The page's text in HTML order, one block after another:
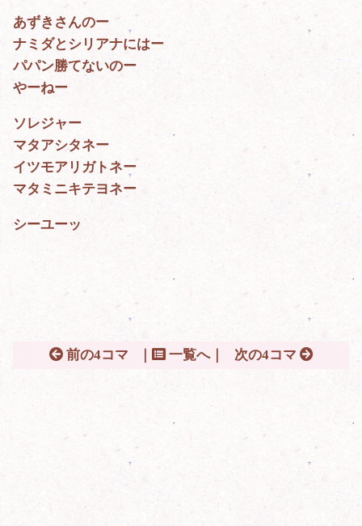
あずきさんのー
ナミダとシリアナにはー
パパン勝てないのー
やーねー
ソレジャー
マタアシタネー
イツモアリガトネー
マタミニキテヨネー
シーユーッ
前の4コマ 一覧へ｜ 次の4コマ